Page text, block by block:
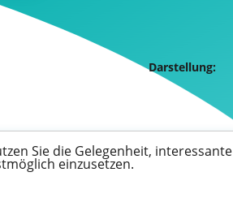
Darstellung:
Sie die Gelegenheit, interessante
einzusetzen.